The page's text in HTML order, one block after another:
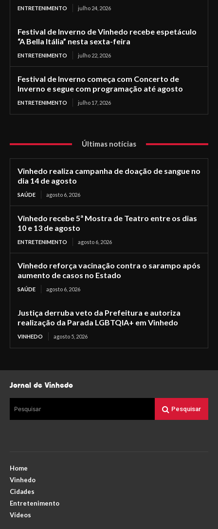
ENTRETENIMENTO julho 24, 2026
Festival de Inverno de Vinhedo recebe espetáculo
“A Bella Itália” nesta sexta-feira
ENTRETENIMENTO julho 22, 2026
Festival de Inverno começa com Concerto de
Inverno e segue com programação até agosto
ENTRETENIMENTO julho 17, 2026
Últimas notícias
Vinhedo realiza campanha de doação de sangue no
dia 14 de agosto
SAÚDE agosto 6, 2026
Vinhedo recebe 5ª Mostra de Teatro entre os dias
10 e 13 de agosto
ENTRETENIMENTO agosto 6, 2026
Vinhedo reforça vacinação contra o sarampo após
aumento de casos no Estado
SAÚDE agosto 6, 2026
Justiça derruba veto da Prefeitura e autoriza
realização da Parada LGBTQIA+ em Vinhedo
VINHEDO agosto 5, 2026
Jornal de Vinhedo
Pesquisar Pesquisar
Home
Vinhedo
Cidades
Entretenimento
Vídeos